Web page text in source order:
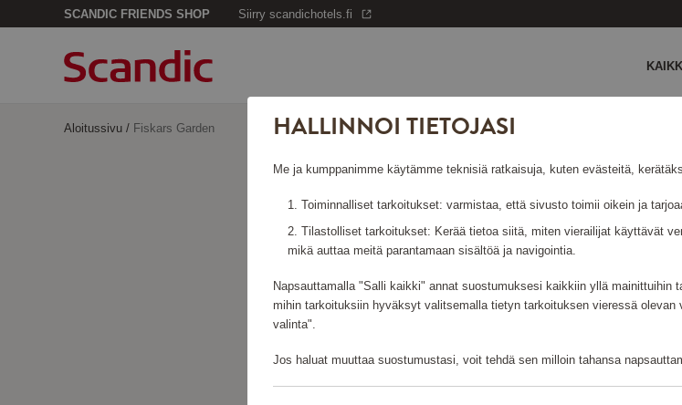
SCANDIC FRIENDS SHOP Siirry scandichotels.fi
Aloitussivu / Fiskars Garden
FISKARS
HALLINNOI TIETOJASI
Me ja kumppanimme käytämme teknisiä ratkaisuja, kuten evästeitä,
Toiminnalliset tarkoitukset: varmistaa, että sivusto toimii oikein ja
Tilastolliset tarkoitukset: Kerää tietoa siitä, miten vierailijat käyttävät
mikä auttaa meitä parantamaan sisältöä ja navigointia.
Napsauttamalla "Salli kaikki" annat suostumuksesi kaikkiin yllä mainittuihin
mihin tarkoituksiin hyväksyt valitsemalla tietyn tarkoituksen vieressä olevan
valinta".
Jos haluat muuttaa suostumustasi, voit tehdä sen milloin tahansa